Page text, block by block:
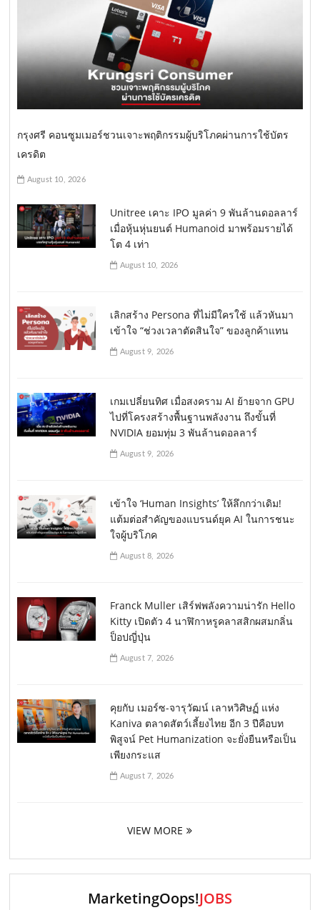
กรุงศรี คอนซูมเมอร์ชวนเจาะพฤติกรรมผู้บริโภคผ่านการใช้บัตร
เครดิต
August 10, 2026
Unitree เคาะ IPO มูลค่า 9 พันล้านดอลลาร์
เมื่อหุ้นหุ่นยนต์ Humanoid มาพร้อมรายได้
โต 4 เท่า
August 10, 2026
เลิกสร้าง Persona ที่ไม่มีใครใช้ แล้วหันมา
เข้าใจ “ช่วงเวลาตัดสินใจ” ของลูกค้าแทน
August 9, 2026
เกมเปลี่ยนทิศ เมื่อสงคราม AI ย้ายจาก GPU
ไปที่โครงสร้างพื้นฐานพลังงาน ถึงขั้นที่
NVIDIA ยอมทุ่ม 3 พันล้านดอลลาร์
August 9, 2026
เข้าใจ ‘Human Insights’ ให้ลึกกว่าเดิม!
แต้มต่อสำคัญของแบรนด์ยุค AI ในการชนะ
ใจผู้บริโภค
August 8, 2026
Franck Muller เสิร์ฟพลังความน่ารัก Hello
Kitty เปิดตัว 4 นาฬิกาหรูคลาสสิกผสมกลิ่น
ป็อปญี่ปุ่น
August 7, 2026
คุยกับ เมอร์ซ-จารุวัฒน์ เลาหวิศิษฏ์ แห่ง
Kaniva ตลาดสัตว์เลี้ยงไทย อีก 3 ปีคือบท
พิสูจน์ Pet Humanization จะยั่งยืนหรือเป็น
เพียงกระแส
August 7, 2026
VIEW MORE
MarketingOops!JOBS